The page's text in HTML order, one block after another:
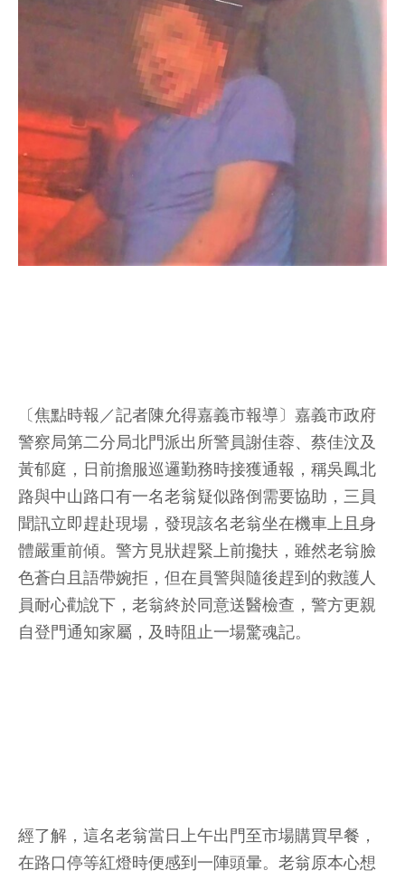
〔焦點時報／記者陳允得嘉義市報導〕嘉義市政府
警察局第二分局北門派出所警員謝佳蓉、蔡佳汶及
黃郁庭，日前擔服巡邏勤務時接獲通報，稱吳鳳北
路與中山路口有一名老翁疑似路倒需要協助，三員
聞訊立即趕赴現場，發現該名老翁坐在機車上且身
體嚴重前傾。警方見狀趕緊上前攙扶，雖然老翁臉
色蒼白且語帶婉拒，但在員警與隨後趕到的救護人
員耐心勸說下，老翁終於同意送醫檢查，警方更親
自登門通知家屬，及時阻止一場驚魂記。
經了解，這名老翁當日上午出門至市場購買早餐，
在路口停等紅燈時便感到一陣頭暈。老翁原本心想